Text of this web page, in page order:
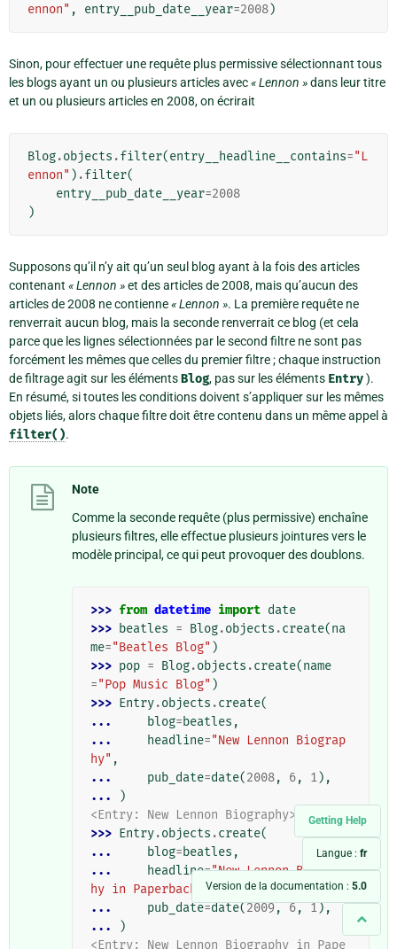
Getting Help
Langue : fr
Version de la documentation : 5.0
ennon" , entry__pub_date__year=2008)
Sinon, pour effectuer une requête plus permissive sélectionnant tous
les blogs ayant un ou plusieurs articles avec« Lennon »dans leur titre
et un ou plusieurs articles en 2008, on écrirait
Blog.objects .filter(entry__headline__contains="L
ennon" ) .filter(
entry__pub_date__year=2008
)
Supposons qu’il n’y ait qu’un seul blog ayant à la fois des articles
contenant « Lennon »et des articles de 2008, mais qu’aucun des
articles de 2008 ne contienne« Lennon ». La première requête ne
renverrait aucun blog, mais la seconde renverrait ce blog (et cela
parce que les lignes sélectionnées par le second filtre ne sont pas
forcément les mêmes que celles du premier filtre ; chaque instruction
de filtrage agit sur les élémentsBlog, pas sur les éléments Entry).
En résumé, si toutes les conditions doivent s’appliquer sur les mêmes
objets liés, alors chaque filtre doit être contenu dans un même appel à
filter().
Note
Comme la seconde requête (plus permissive) enchaîne
plusieurs filtres, elle effectue plusieurs jointures vers le
modèle principal, ce qui peut provoquer des doublons.
>>> from datetime import date
>>> beatles = Blog.objects .create(na
me="Beatles Blog" )
>>> pop = Blog.objects .create(name
="Pop Music Blog" )
>>> Entry.objects .create(
...
blog=beatles ,
...
headline="New Lennon Biograp
hy" ,
...
pub_date=date(2008, 6, 1),
...
)
<Entry: New Lennon Biography>
>>> Entry.objects .create(
...
blog=beatles ,
...
headline="New Lennon Biograp
hy in Paperback"
,
...
pub_date=date(2009, 6, 1),
...
)
<Entry: New Lennon Biography in Pape